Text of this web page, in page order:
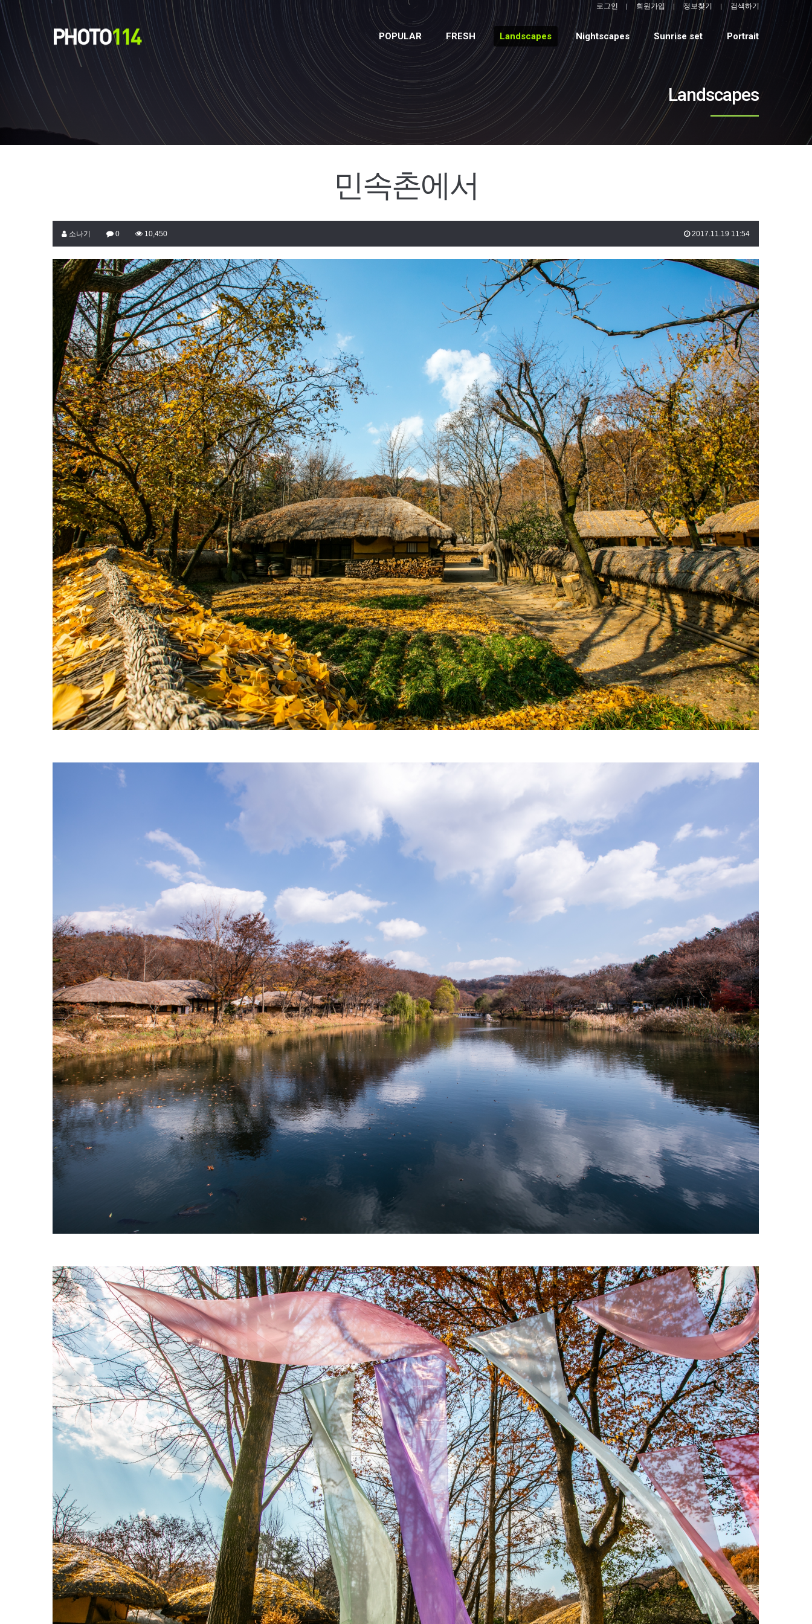
로그인 회원가입 정보찾기 검색하기
POPULAR FRESH Landscapes Nightscapes Sunrise set Portrait
Landscapes
민속촌에서
소나기 0 10,450 2017.11.19 11:54